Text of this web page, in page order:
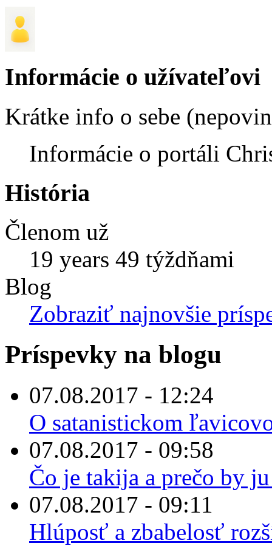
Informácie o užívateľovi
Krátke info o sebe
Informácie o portáli
História
Členom už
19 years 49 týždňami
Blog
Zobraziť najnovšie
Príspevky na blogu
07.08.2017 - 12:24
O satanistickom
07.08.2017 - 09:58
Čo je takija a prečo by
07.08.2017 - 09:11
Hlúposť a zbabelosť